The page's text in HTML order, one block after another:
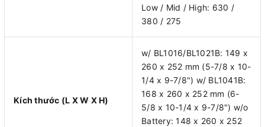
Low / Mid / High: 630 /
380 / 275
Kích thước (L X W X H)
w/ BL1016/BL1021B: 149 x
260 x 252 mm (5-7/8 x 10-
1/4 x 9-7/8") w/ BL1041B:
168 x 260 x 252 mm (6-
5/8 x 10-1/4 x 9-7/8") w/o
Battery: 148 x 260 x 252